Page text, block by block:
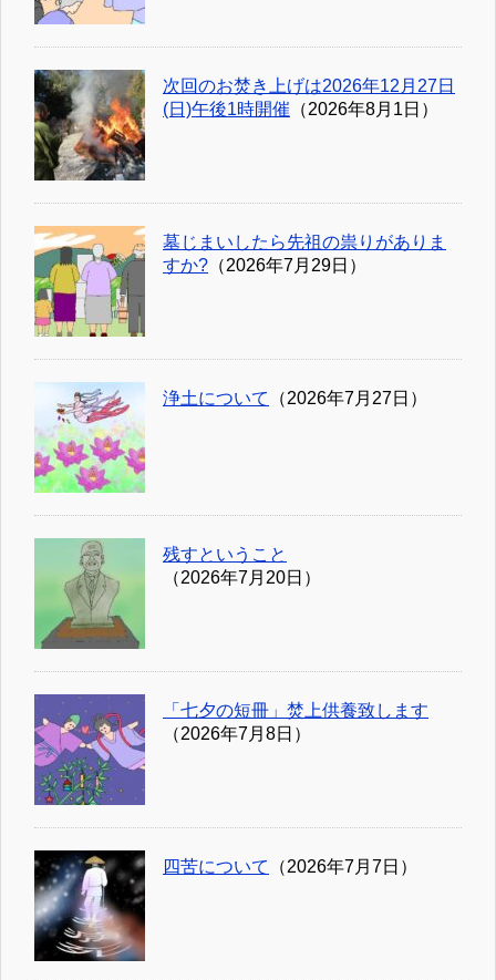
次回のお焚き上げは2026年12月27日
(日)午後1時開催 （2026年8月1日）
墓じまいしたら先祖の祟りがありま
すか? （2026年7月29日）
浄土について （2026年7月27日）
残すということ
（2026年7月20日）
「七夕の短冊」焚上供養致します
（2026年7月8日）
四苦について （2026年7月7日）